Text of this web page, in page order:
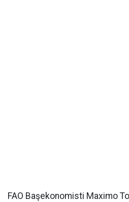
FAO Başekonomisti Maximo